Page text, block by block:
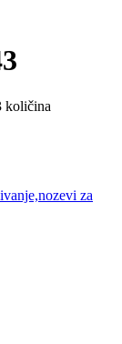
količina
za